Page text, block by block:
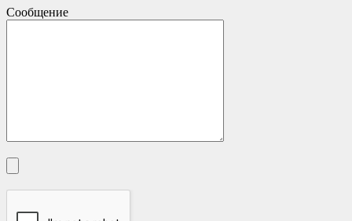
Сообщение